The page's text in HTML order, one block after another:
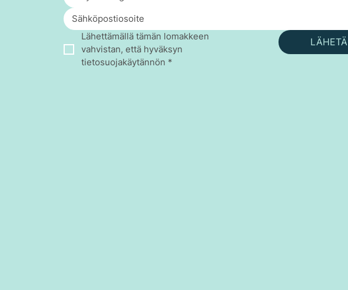
Lähettämällä tämän lomakkeen
vahvistan, että hyväksyn
tietosuojakäytännön *
LÄHETÄ